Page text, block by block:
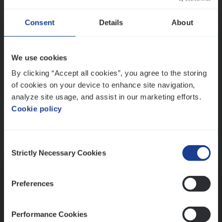
Consent Details About
We use cookies
By clicking “Accept all cookies”, you agree to the storing
of cookies on your device to enhance site navigation,
analyze site usage, and assist in our marketing efforts.
Cookie policy
Selection
Strictly Necessary Cookies
Preferences
Performance Cookies
Ons sollicitatieproces